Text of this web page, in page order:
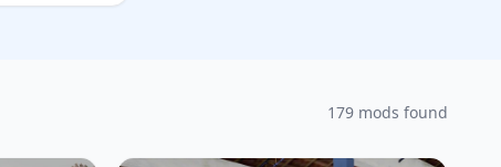
179 mods found